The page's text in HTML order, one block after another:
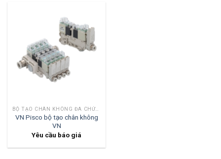
BỘ TẠO CHÂN KHÔNG ĐA CHỨC NĂNG
VN Pisco bộ tạo chân không
VN
Yêu cầu báo giá